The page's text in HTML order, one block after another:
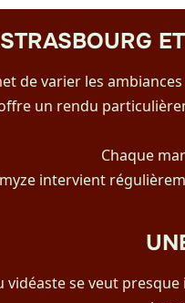
STRASBOURG
de varier les
un rendu
Chaque
intervient
vidéaste se veut